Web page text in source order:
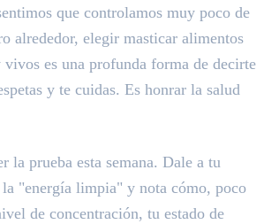
que controlamos muy poco de
alrededor, elegir masticar alimentos
es una profunda forma de decirte
y te cuidas. Es honrar la salud
la prueba esta semana. Dale a tu
"energía limpia" y nota cómo, poco
de concentración, tu estado de